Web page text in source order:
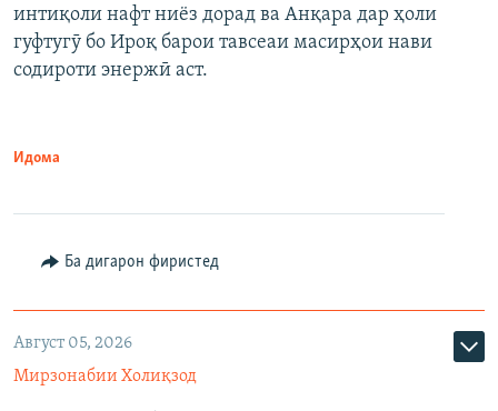
интиқоли нафт ниёз дорад ва Анқара дар ҳоли
гуфтугӯ бо Ироқ барои тавсеаи масирҳои нави
содироти энержӣ аст.
Идома
Ба дигарон фиристед
Август 05, 2026
Мирзонабии Холиқзод